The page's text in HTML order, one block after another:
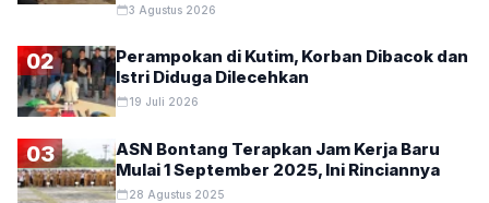
3 Agustus 2026
02
Perampokan di Kutim, Korban Dibacok dan
Istri Diduga Dilecehkan
19 Juli 2026
03
ASN Bontang Terapkan Jam Kerja Baru
Mulai 1 September 2025, Ini Rinciannya
28 Agustus 2025